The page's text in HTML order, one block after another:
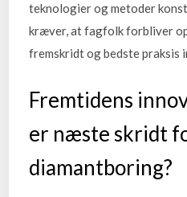
teknologier og metoder
kræver, at fagfolk forbliver
fremskridt og bedste praksis
Fremtidens
er næste skridt
diamantboring?